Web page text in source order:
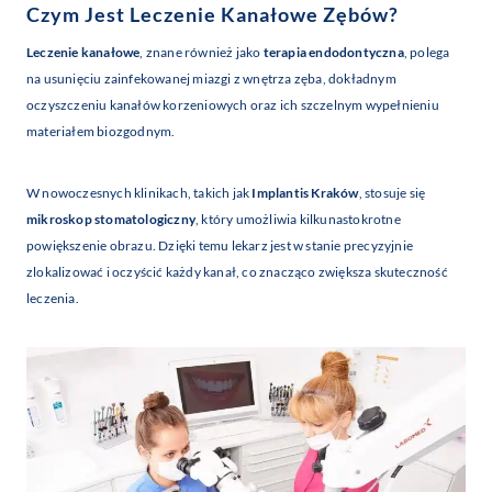
Czym Jest Leczenie Kanałowe Zębów?
Leczenie kanałowe, znane również jako terapia endodontyczna, polega
na usunięciu zainfekowanej miazgi z wnętrza zęba, dokładnym
oczyszczeniu kanałów korzeniowych oraz ich szczelnym wypełnieniu
materiałem biozgodnym.
W nowoczesnych klinikach, takich jak Implantis Kraków, stosuje się
mikroskop stomatologiczny, który umożliwia kilkunastokrotne
powiększenie obrazu. Dzięki temu lekarz jest w stanie precyzyjnie
zlokalizować i oczyścić każdy kanał, co znacząco zwiększa skuteczność
leczenia.